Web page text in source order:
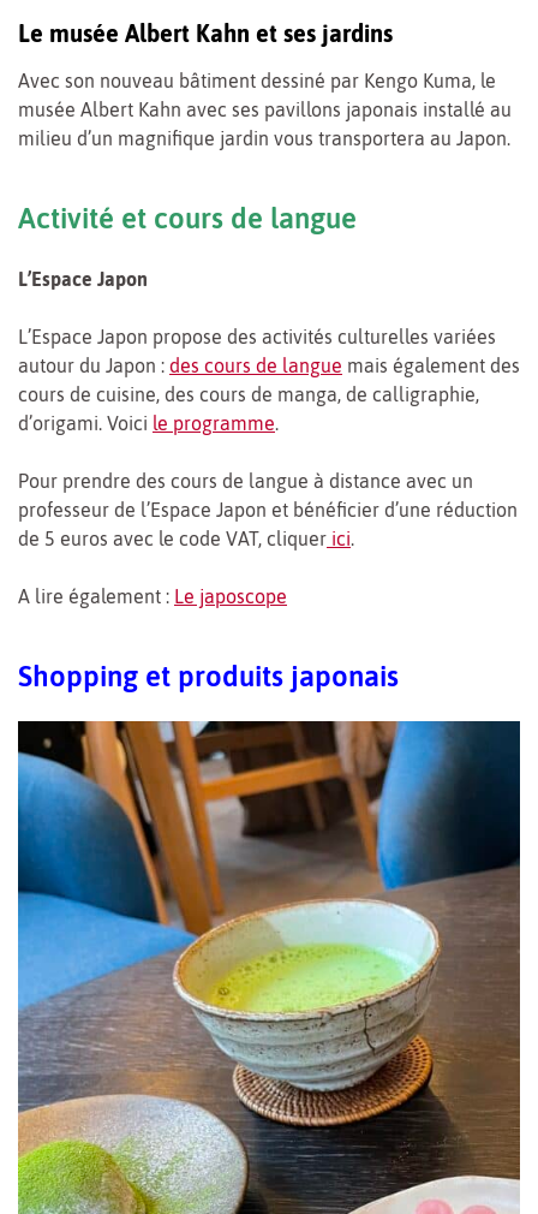
Le musée Albert Kahn et ses jardins
Avec son nouveau bâtiment dessiné par Kengo Kuma, le
musée Albert Kahn avec ses pavillons japonais installé au
milieu d’un magnifique jardin vous transportera au Japon.
Activité et cours de langue
L’Espace Japon
L’Espace Japon propose des activités culturelles variées
autour du Japon : des cours de langue mais également des
cours de cuisine, des cours de manga, de calligraphie,
d’origami. Voici le programme.
Pour prendre des cours de langue à distance avec un
professeur de l’Espace Japon et bénéficier d’une réduction
de 5 euros avec le code VAT, cliquer ici.
A lire également : Le japoscope
Shopping et produits japonais